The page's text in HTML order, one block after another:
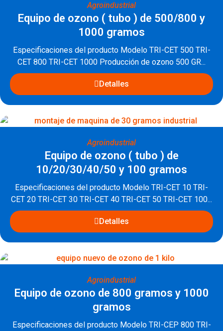
Agroindustrial
Equipo de ozono ( tubo ) de 500/800 y
1000 gramos
Especificaciones del producto Modelo TRI-CET 500 TRI-
CET 800 TRI-CET 1000 Producción de ozono 500 GR...
Detalles
Agroindustrial
Equipo de ozono ( tubo ) de
10/20/30/40/50 y 100 gramos
Especificaciones del producto Modelo TRI-CET 10 TRI-
CET 20 TRI-CET 30 TRI-CET 40 TRI-CET 50 TRI-CET 100...
Detalles
Agroindustrial
Equipo de ozono de 800 gramos y 1000
gramos
Especificaciones del producto Modelo TRI-CEP 800 TRI-